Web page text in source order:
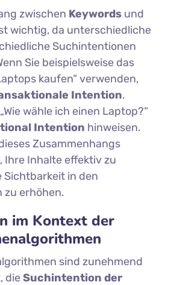
zwischen Keywords und
wichtig, da unterschiedliche
Suchintentionen
Sie beispielsweise das
kaufen“ verwenden,
Intention.
wähle ich einen Laptop?“
Intention hinweisen.
Zusammenhangs
Ihre Inhalte effektiv zu
Sichtbarkeit in den
zu erhöhen.
im Kontext der
sind zunehmend
dieSuchintention der